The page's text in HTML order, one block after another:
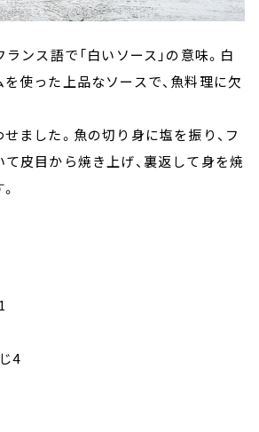
ランス語で「白いソース」の意味。白
使った上品なソースで、魚料理に欠
ました。魚の切り身に塩を振り、フ
皮目から焼き上げ、裏返して身を焼
4